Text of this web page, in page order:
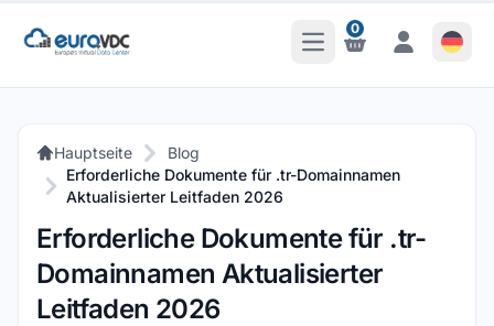
Hauptmenü öffnen
Benachrichtigungen
0
Hauptseite
Blog
Erforderliche Dokumente für .tr-Domainnamen
Aktualisierter Leitfaden 2026
Erforderliche Dokumente für .tr-
Domainnamen Aktualisierter
Leitfaden 2026